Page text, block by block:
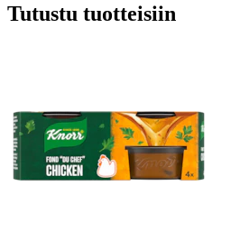
Tutustu tuotteisiin